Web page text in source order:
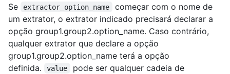
Se
extractor_option_name
começar com o nome de
um extrator, o extrator indicado precisará declarar a
opção group1.group2.option_name. Caso contrário,
qualquer extrator que declare a opção
group1.group2.option_name terá a opção
definida.
value
pode ser qualquer cadeia de